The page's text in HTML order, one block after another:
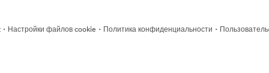
· Настройки файлов cookie · Политика конфиденциальности ·